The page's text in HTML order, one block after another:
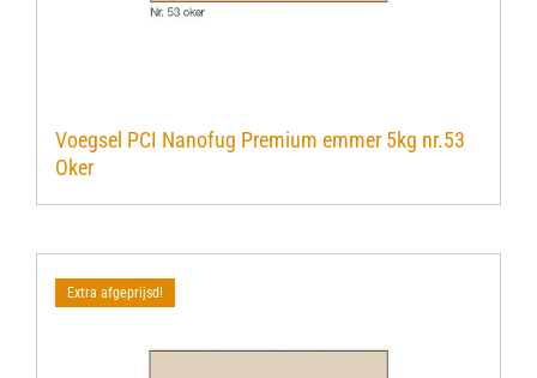
Voegsel PCI Nanofug Premium emmer 5kg nr.53
Oker
Extra afgeprijsd!